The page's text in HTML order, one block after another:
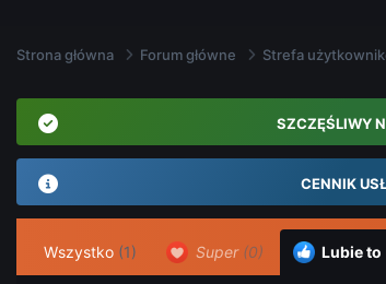
Strona główna Forum główne Strefa
SZCZĘŚLIWY
CENNIK
Wszystko (1) Super (0) Lubie to